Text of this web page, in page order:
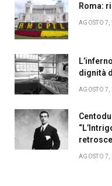
Roma:
AGOSTO
dignità
AGOSTO
AGOSTO